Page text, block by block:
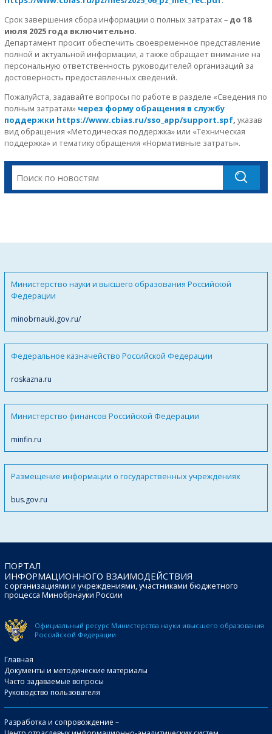
Срок завершения сбора информации о полных затратах – до 18
июля 2025 года включительно.
Департамент просит обеспечить своевременное представление
полной и актуальной информации, а также обращает внимание на
персональную ответственность руководителей организаций за
достоверность предоставленных сведений.
Пожалуйста, задавайте вопросы по работе в разделе «Сведения по
полным затратам» через форму обращения в службу
поддержки https://www.cbias.ru/sso_app/support.spf, указав
вид обращения «Методическая поддержка» или «Техническая
поддержка» и тематику обращения «Нормативные затраты».
Министерство науки и высшего образования Российской
Федерации
minobrnauki.gov.ru/
Федеральное казначейство Российской Федерации
roskazna.ru
Министерство финансов Российской Федерации
minfin.ru
Размещение информации о государственных учреждениях
bus.gov.ru
ПОРТАЛ
ИНФОРМАЦИОННОГО ВЗАИМОДЕЙСТВИЯ
с организациями и учреждениями, участниками бюджетного
процесса Минобрнауки России
Официальный ресурс Министерства науки ивысшего образования
Российской Федерации
Главная
Документы и методические материалы
Часто задаваемые вопросы
Руководство пользователя
Разработка и сопровождение –